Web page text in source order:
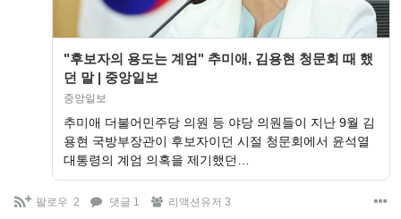
"후보자의 용도는 계엄" 추미애, 김용현 청문회 때 했
던 말 | 중앙일보
중앙일보
추미애 더불어민주당 의원 등 야당 의원들이 지난 9월 김
용현 국방부장관이 후보자이던 시절 청문회에서 윤석열
대통령의 계엄 의혹을 제기했던…
팔로우 2 댓글 1 리액션유저 3